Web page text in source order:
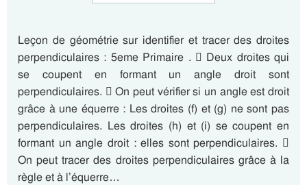
Leçon de géométrie sur identifier et tracer des droites
perpendiculaires : 5eme Primaire .  Deux droites qui
se coupent en formant un angle droit sont
perpendiculaires.  On peut vérifier si un angle est droit
grâce à une équerre : Les droites (f) et (g) ne sont pas
perpendiculaires. Les droites (h) et (i) se coupent en
formant un angle droit : elles sont perpendiculaires. 
On peut tracer des droites perpendiculaires grâce à la
règle et à l’équerre…